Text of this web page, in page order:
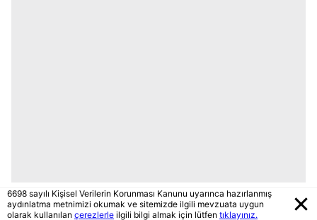
6698 sayılı Kişisel Verilerin Korunması Kanunu uyarınca hazırlanmış
aydınlatma metnimizi okumak ve sitemizde ilgili mevzuata uygun
olarak kullanılan çerezlerle ilgili bilgi almak için lütfen tıklayınız.